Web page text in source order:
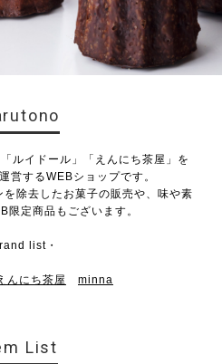
ルイドール」「えんにち茶屋」を
営するWEBショップです。
除去したお菓子の販売や、味や素
限定商品もございます。
list・
んにち茶屋 minna
List